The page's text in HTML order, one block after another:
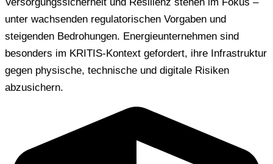
Versorgungssicherheit und Resilienz stehen im Fokus –
unter wachsenden regulatorischen Vorgaben und
steigenden Bedrohungen. Energieunternehmen sind
besonders im KRITIS-Kontext gefordert, ihre Infrastruktur
gegen physische, technische und digitale Risiken
abzusichern.